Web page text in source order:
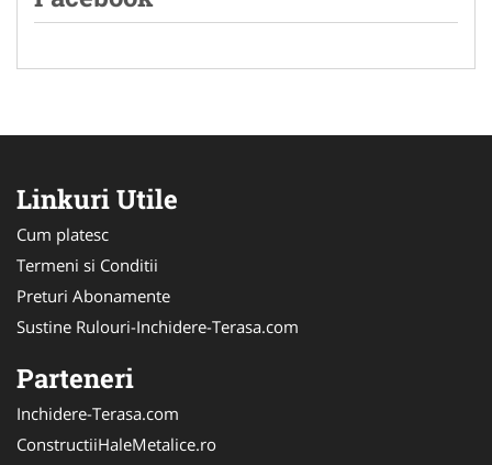
Linkuri Utile
Cum platesc
Termeni si Conditii
Preturi Abonamente
Sustine Rulouri-Inchidere-Terasa.com
Parteneri
Inchidere-Terasa.com
ConstructiiHaleMetalice.ro